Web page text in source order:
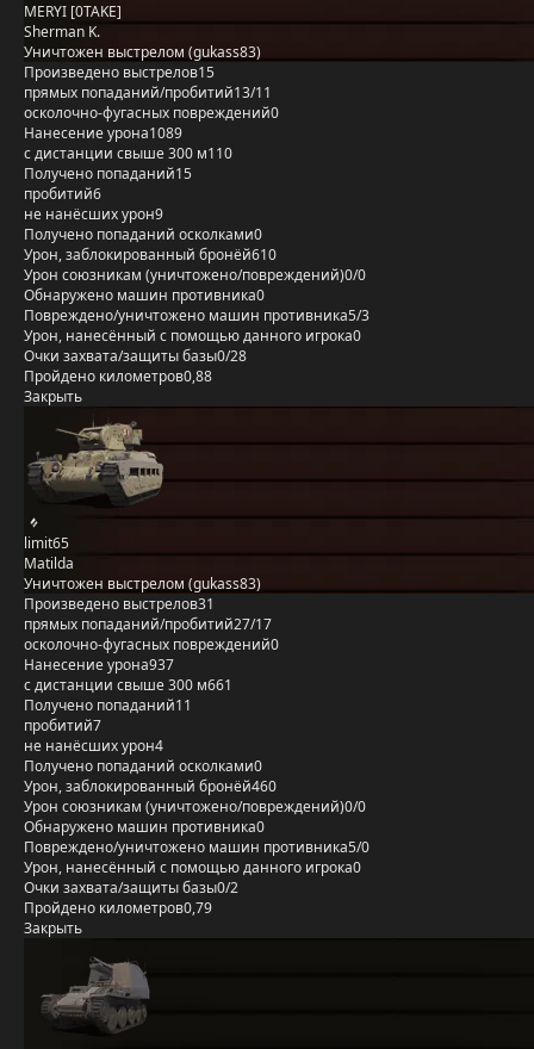
MERYI [0TAKE]
Sherman K.
Уничтожен выстрелом (gukass83)
Произведено выстрелов15
прямых попаданий/пробитий13/11
осколочно-фугасных повреждений0
Нанесение урона1089
с дистанции свыше 300 м110
Получено попаданий15
пробитий6
не нанёсших урон9
Получено попаданий осколками0
Урон, заблокированный бронёй610
Урон союзникам (уничтожено/повреждений)0/0
Обнаружено машин противника0
Повреждено/уничтожено машин противника5/3
Урон, нанесённый с помощью данного игрока0
Очки захвата/защиты базы0/28
Пройдено километров0,88
Закрыть
limit65
Matilda
Уничтожен выстрелом (gukass83)
Произведено выстрелов31
прямых попаданий/пробитий27/17
осколочно-фугасных повреждений0
Нанесение урона937
с дистанции свыше 300 м661
Получено попаданий11
пробитий7
не нанёсших урон4
Получено попаданий осколками0
Урон, заблокированный бронёй460
Урон союзникам (уничтожено/повреждений)0/0
Обнаружено машин противника0
Повреждено/уничтожено машин противника5/0
Урон, нанесённый с помощью данного игрока0
Очки захвата/защиты базы0/2
Пройдено километров0,79
Закрыть